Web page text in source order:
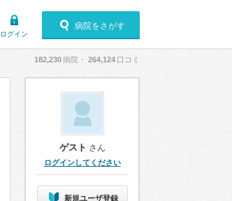
ログイン
病院をさがす
182,230病院・ 264,124 口コミ
ゲスト さん
ログインしてください
新規ユーザ登録